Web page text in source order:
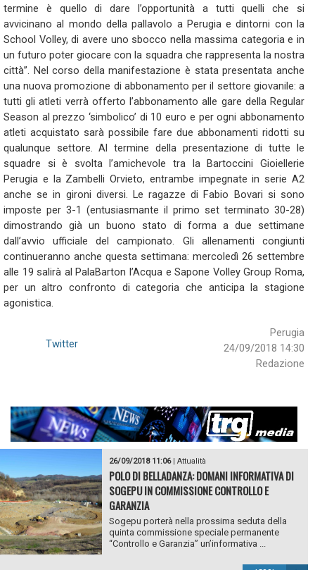
termine è quello di dare l’opportunità a tutti quelli che si
avvicinano al mondo della pallavolo a Perugia e dintorni con la
School Volley, di avere uno sbocco nella massima categoria e in
un futuro poter giocare con la squadra che rappresenta la nostra
città”. Nel corso della manifestazione è stata presentata anche
una nuova promozione di abbonamento per il settore giovanile: a
tutti gli atleti verrà offerto l’abbonamento alle gare della Regular
Season al prezzo ‘simbolico’ di 10 euro e per ogni abbonamento
atleti acquistato sarà possibile fare due abbonamenti ridotti su
qualunque settore. Al termine della presentazione di tutte le
squadre si è svolta l’amichevole tra la Bartoccini Gioiellerie
Perugia e la Zambelli Orvieto, entrambe impegnate in serie A2
anche se in gironi diversi. Le ragazze di Fabio Bovari si sono
imposte per 3-1 (entusiasmante il primo set terminato 30-28)
dimostrando già un buono stato di forma a due settimane
dall’avvio ufficiale del campionato. Gli allenamenti congiunti
continueranno anche questa settimana: mercoledì 26 settembre
alle 19 salirà al PalaBarton l’Acqua e Sapone Volley Group Roma,
per un altro confronto di categoria che anticipa la stagione
agonistica.
Perugia
24/09/2018 14:30
Redazione
Twitter
26/09/2018 11:06| Attualità
POLO DI BELLADANZA: DOMANI INFORMATIVA DI
SOGEPU IN COMMISSIONE CONTROLLO E
GARANZIA
Sogepu porterà nella prossima seduta della
quinta commissione speciale permanente
“Controllo e Garanzia” un’informativa ...